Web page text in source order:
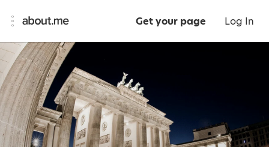
Get your page Log In